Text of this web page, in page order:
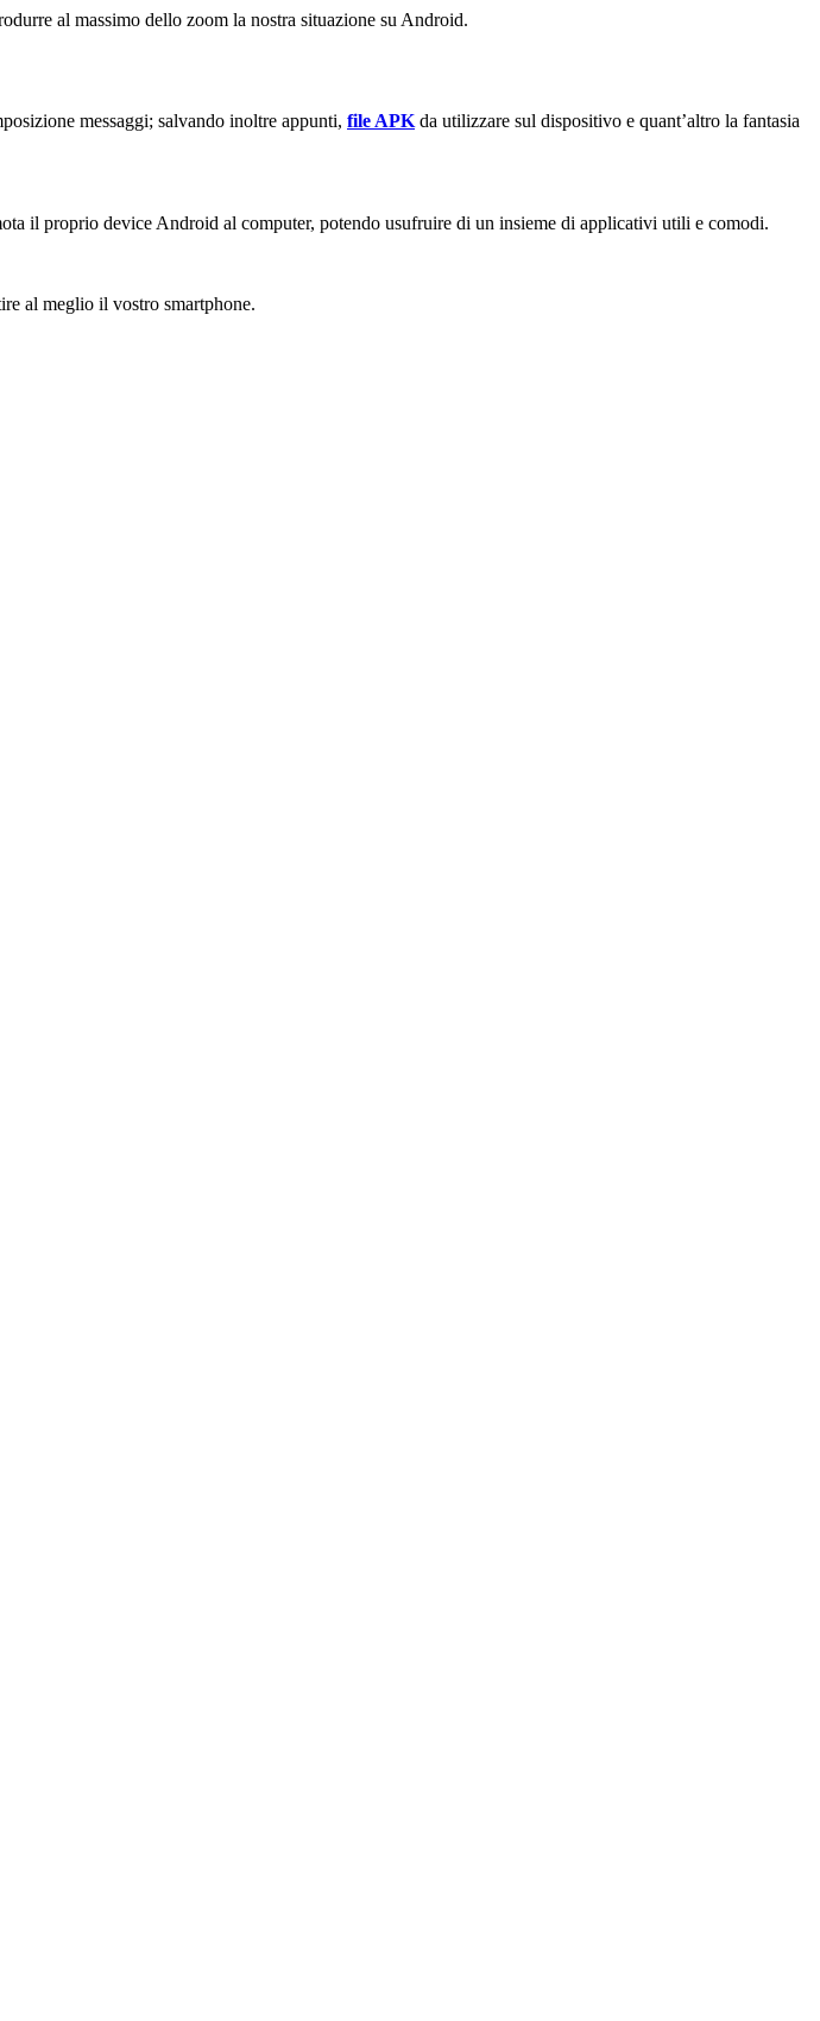
al massimo dello zoom la nostra situazione su Android.
messaggi; salvando inoltre appunti, file APK da utilizzare sul dispositivo e quant’altro la fantasia
il proprio device Android al computer, potendo usufruire di un insieme di applicativi utili e comodi.
al meglio il vostro smartphone.